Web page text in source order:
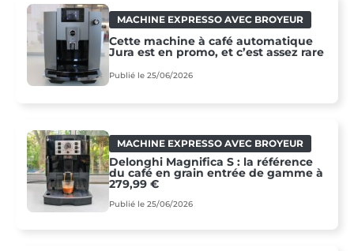
MACHINE EXPRESSO AVEC BROYEUR
Cette machine à café automatique
Jura est en promo, et c’est assez rare
Publié le 25/06/2026
MACHINE EXPRESSO AVEC BROYEUR
Delonghi Magnifica S : la référence
du café en grain entrée de gamme à
279,99 €
Publié le 25/06/2026